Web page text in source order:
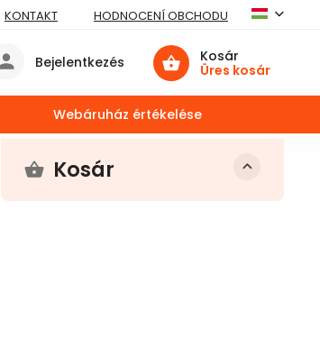
KONTAKT HODNOCENÍ OBCHODU
Kosár
Üres kosár
Bejelentkezés
Webáruház értékelése
Kosár